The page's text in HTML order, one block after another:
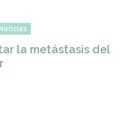
la metástasis del